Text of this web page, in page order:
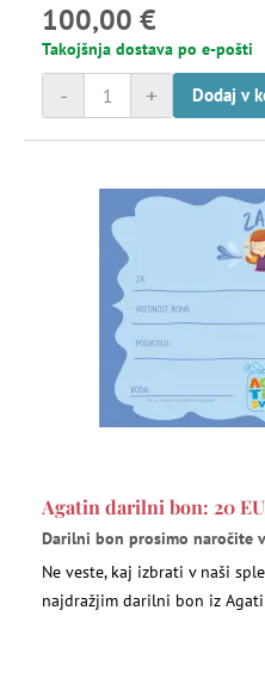
100,00 €
Takojšnja dostava po e-pošti
+
- Dodaj v
Agatin darilni bon: 20
Darilni bon prosimo naročite
Ne veste, kaj izbrati v naši
najdražjim darilni bon iz